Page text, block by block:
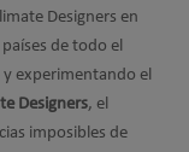
Designers en
de todo el
experimentando el
Designers, el
imposibles de